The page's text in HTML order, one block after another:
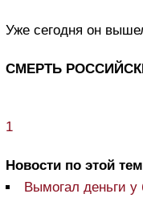
Уже сегодня он
СМЕРТЬ
1
Новости по этой
Вымогал деньги у